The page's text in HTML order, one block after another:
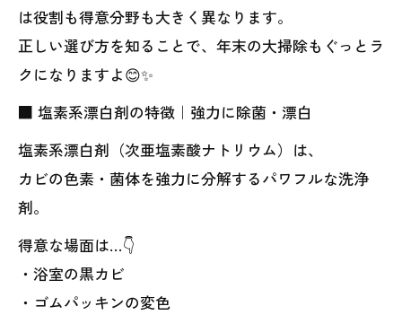
は役割も得意分野も大きく異なります。
正しい選び方を知ることで、年末の大掃除もぐっとラ
クになりますよ😊✨
■ 塩素系漂白剤の特徴｜強力に除菌・漂白
塩素系漂白剤（次亜塩素酸ナトリウム）は、
カビの色素・菌体を強力に分解するパワフルな洗浄
剤。
得意な場面は…👇
・浴室の黒カビ
・ゴムパッキンの変色